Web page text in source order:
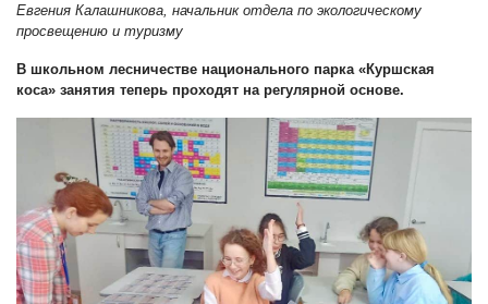
Евгения Калашникова, начальник отдела по экологическому
просвещению и туризму
В школьном лесничестве национального парка «Куршская
коса» занятия теперь проходят на регулярной основе.